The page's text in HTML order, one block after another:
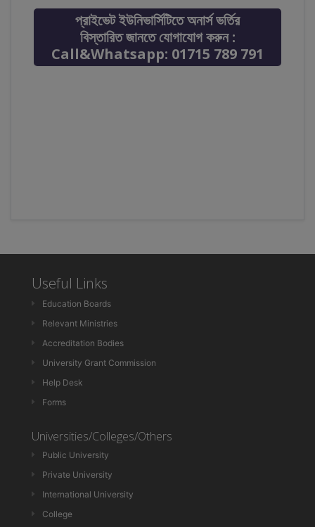
প্রাইভেট ইউনিভার্সিটিতে অনার্স ভর্তির
বিস্তারিত জানতে যোগাযোগ করুন :
Call&Whatsapp: 01715 789 791
Useful Links
Education Boards
Relevant Ministries
Accreditation Bodies
University Grant Commission
Help Desk
Forms
Universities/Colleges/Others
Public University
Private University
International University
College